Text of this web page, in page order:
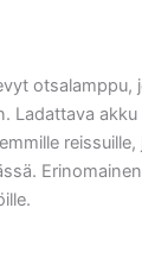
otsalamppu,
Ladattava akku